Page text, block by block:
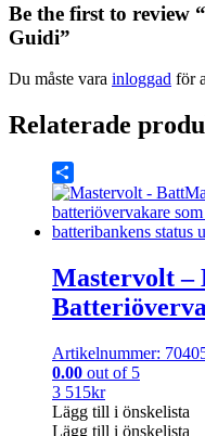
Be the first to review
Guidi”
Du måste vara inloggad för
Relaterade
Share
Mastervolt –
Artikelnummer:
0.00 out of 5
3 515kr
Lägg till i önskelista
Lägg till i önskelista